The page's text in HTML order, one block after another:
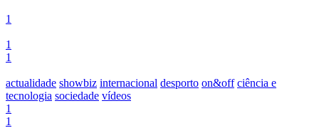
1
1
1
actualidade showbiz internacional desporto on&off ciência e
tecnologia sociedade vídeos
1
1